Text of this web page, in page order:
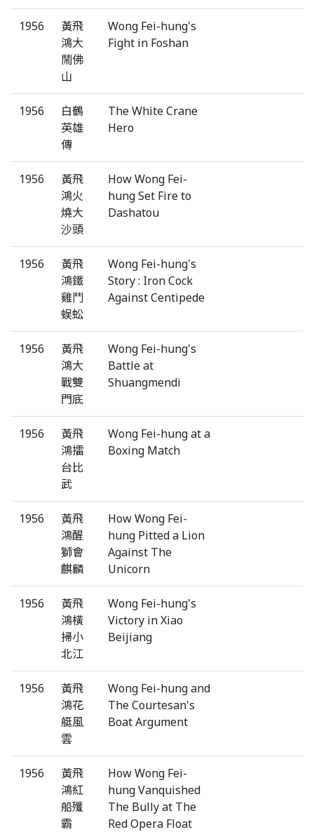
1956
黃飛
鴻大
鬧佛
山
Wong Fei-hung's
Fight in Foshan
1956
白鶴
英雄
傳
The White Crane
Hero
1956
黃飛
鴻火
燒大
沙頭
How Wong Fei-
hung Set Fire to
Dashatou
1956
黃飛
鴻鐵
雞鬥
蜈蚣
Wong Fei-hung's
Story : Iron Cock
Against Centipede
1956
黃飛
鴻大
戰雙
門底
Wong Fei-hung's
Battle at
Shuangmendi
1956
黃飛
鴻擂
台比
武
Wong Fei-hung at a
Boxing Match
1956
黃飛
鴻醒
獅會
麒麟
How Wong Fei-
hung Pitted a Lion
Against The
Unicorn
1956
黃飛
鴻橫
掃小
北江
Wong Fei-hung's
Victory in Xiao
Beijiang
1956
黃飛
鴻花
艇風
雲
Wong Fei-hung and
The Courtesan's
Boat Argument
1956
黃飛
鴻紅
船殲
霸
How Wong Fei-
hung Vanquished
The Bully at The
Red Opera Float